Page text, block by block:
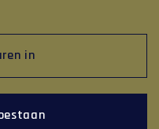
in
Privacy